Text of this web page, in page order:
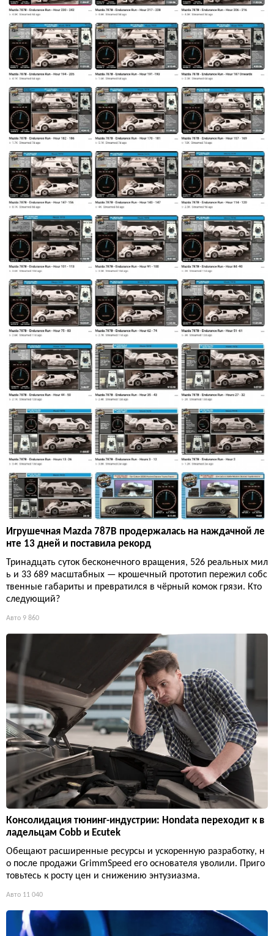
Игрушечная Mazda 787B продержалась на наждачной ле
нте 13 дней и поставила рекорд
Тринадцать суток бесконечного вращения, 526 реальных мил
ь и 33 689 масштабных — крошечный прототип пережил собс
твенные габариты и превратился в чёрный комок грязи. Кто
следующий?
Авто 9 860
Консолидация тюнинг-индустрии: Hondata переходит к в
ладельцам Cobb и Ecutek
Обещают расширенные ресурсы и ускоренную разработку, н
о после продажи GrimmSpeed его основателя уволили. Приго
товьтесь к росту цен и снижению энтузиазма.
Авто 11 040